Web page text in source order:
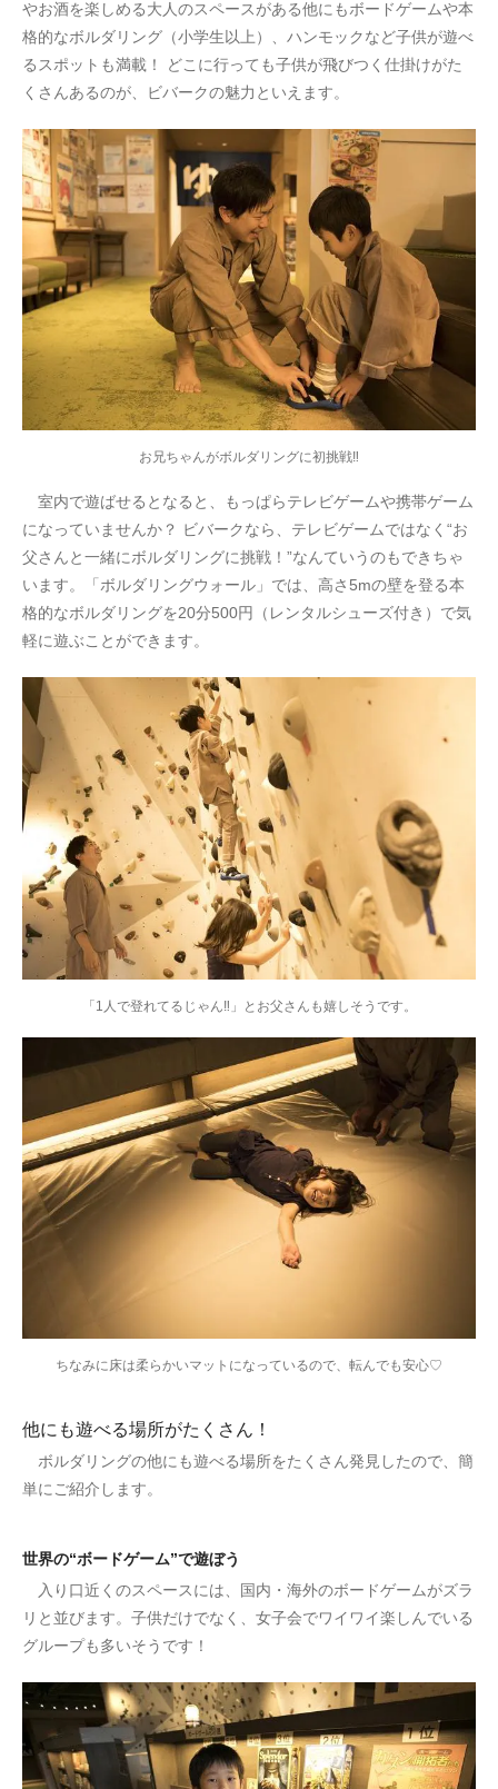
やお酒を楽しめる大人のスペースがある他にもボードゲームや本
格的なボルダリング（小学生以上）、ハンモックなど子供が遊べ
るスポットも満載！ どこに行っても子供が飛びつく仕掛けがた
くさんあるのが、ビバークの魅力といえます。
お兄ちゃんがボルダリングに初挑戦‼
室内で遊ばせるとなると、もっぱらテレビゲームや携帯ゲーム
になっていませんか？ ビバークなら、テレビゲームではなく“お
父さんと一緒にボルダリングに挑戦！”なんていうのもできちゃ
います。「ボルダリングウォール」では、高さ5mの壁を登る本
格的なボルダリングを20分500円（レンタルシューズ付き）で気
軽に遊ぶことができます。
「1人で登れてるじゃん‼」とお父さんも嬉しそうです。
ちなみに床は柔らかいマットになっているので、転んでも安心♡
他にも遊べる場所がたくさん！
ボルダリングの他にも遊べる場所をたくさん発見したので、簡
単にご紹介します。
世界の“ボードゲーム”で遊ぼう
入り口近くのスペースには、国内・海外のボードゲームがズラ
リと並びます。子供だけでなく、女子会でワイワイ楽しんでいる
グループも多いそうです！